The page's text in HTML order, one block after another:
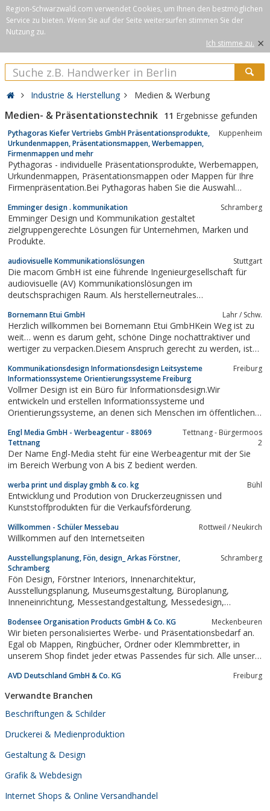
Region-Schwarzwald.com verwendet Cookies, um Ihnen den bestmöglichen
Service zu bieten. Wenn Sie auf der Seite weitersurfen stimmen Sie der
Nutzung zu.
Ich stimme zu. ×
Industrie & Herstellung Medien & Werbung
Medien- & Präsentationstechnik 11 Ergebnisse gefunden
Pythagoras Kiefer Vertriebs GmbH Präsentationsprodukte,
Urkundenmappen, Präsentationsmappen, Werbemappen,
Firmenmappen und mehr
Kuppenheim
Pythagoras - individuelle Präsentationsprodukte, Werbemappen,
Urkundenmappen, Präsentationsmappen oder Mappen für Ihre
Firmenpräsentation.Bei Pythagoras haben Sie die Auswahl
individuellen Lösung.Die Präsentationsmappen von Pythagoras
sind das ideale Produkt...
Emminger design . kommunikation Schramberg
Emminger Design und Kommunikation gestaltet
zielgruppengerechte Lösungen für Unternehmen, Marken und
Produkte.
audiovisuelle Kommunikationslösungen Stuttgart
Die macom GmbH ist eine führende Ingenieurgesellschaft für
audiovisuelle (AV) Kommunikationslösungen im
deutschsprachigen Raum. Als herstellerneutrales
zukunftssichere Lösungen, die höchsten Qualitätsstandards
entsprechen. macom garantiert dabei eine optimale
Projektabwicklung...
Bornemann Etui GmbH Lahr / Schw.
Herzlich willkommen bei Bornemann Etui GmbHKein Weg ist zu
weit… wenn es darum geht, schöne Dinge nochattraktiver und
wertiger zu verpacken.Diesem Anspruch gerecht zu werden, ist
und Produktlinien sowie ein aussergewöhnliches Design
bestimmen den Inhalt dieses...
Kom­mu­ni­ka­ti­ons­de­sign In­for­ma­ti­ons­de­sign Leitsysteme
Informationssysteme Orientierungssysteme Freiburg
Freiburg
Vollmer Design ist ein Büro für Informationsdesign.Wir
entwickeln und erstellen Informationssysteme und
Orientierungssysteme, an denen sich Menschen im öffentlichen
konzipieren wir Karten, Pläne, Schaubilder, Beschilderung sowie
das passende Erscheinungsbild...
Engl Media GmbH - Werbeagentur - 88069
Tettnang
Tettnang - Bürgermoos
2
Der Name Engl-Media steht für eine Werbeagentur mit der Sie
im Bereich Werbung von A bis Z bedient werden.
werba print und display gmbh & co. kg Bühl
Entwicklung und Prodution von Druckerzeugnissen und
Kunststoffprodukten für die Verkaufsförderung.
Willkommen - Schüler Messebau Rottweil / Neukirch
Willkommen auf den Internetseiten
Ausstellungsplanung, Fön, design_ Arkas Förstner,
Schramberg
Schramberg
Fön Design, Förstner Interiors, Innenarchitektur,
Ausstellungsplanung, Museumsgestaltung, Büroplanung,
Inneneinrichtung, Messestandgestaltung, Messedesign,
Gestaltung, Umsetzung, Kreativität, Originalität, Designqualität
Bodensee Organisation Products GmbH & Co. KG Meckenbeuren
Wir bieten personalisiertes Werbe- und Präsentationsbedarf an.
Egal ob Mappen, Ringbücher, Ordner oder Klemmbretter, in
unserem Shop findet jeder etwas Passendes für sich. Alle unsere
gestalten. Hier steht unser kompetentes und professionelles
Team immer für alle...
AVD Deutschland GmbH & Co. KG Freiburg
Verwandte Branchen
Beschriftungen & Schilder
Druckerei & Medienproduktion
Gestaltung & Design
Grafik & Webdesign
Internet Shops & Online Versandhandel